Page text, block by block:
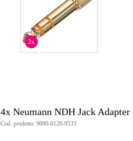
2x
4x Neumann NDH Jack Adapter
Cod. prodotto: 9000-0120-9533